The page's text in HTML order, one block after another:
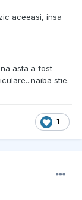
aceeasi, insa
asta a fost
stie.
1